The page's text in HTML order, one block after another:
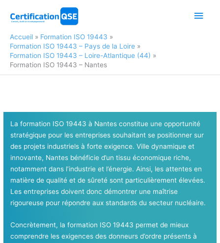
Accueil
Formation ISO 19443
Formation ISO 19443 – Pays de la Loire
Formation ISO 19443 – Loire-Atlantique (44)
Formation ISO 19443 – Nantes
La formation ISO 19443 à Nantes constitue une opportunité
stratégique pour les entreprises souhaitant se positionner sur
des projets industriels à forte exigence. Ville dynamique et
innovante, Nantes bénéficie d’un tissu économique riche,
notamment dans l’industrie et l’énergie. Ainsi, les attentes en
matière de qualité et de sûreté sont particulièrement élevées.
Les entreprises doivent donc démontrer une maîtrise
rigoureuse pour répondre aux standards du secteur nucléaire.
Concrètement, la formation ISO 19443 permet de mieux
comprendre les exigences des donneurs d’ordre présents à